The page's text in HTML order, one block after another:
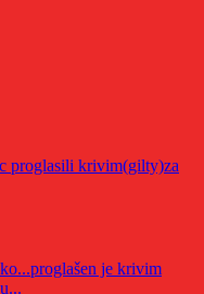
proglasili krivim(gilty)za
je krivim